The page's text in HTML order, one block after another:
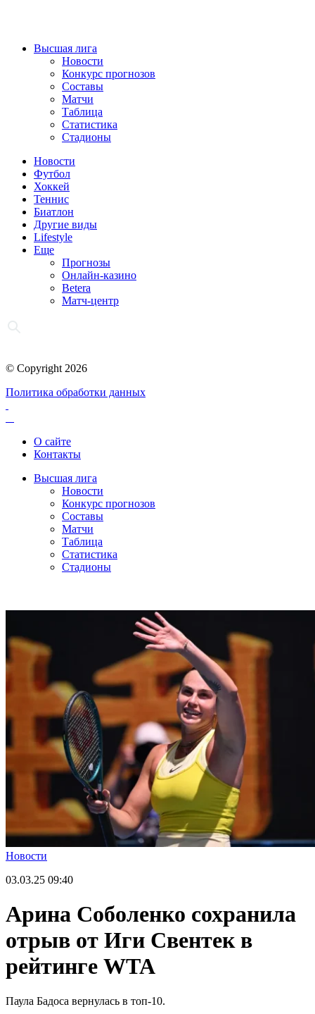
Высшая лига
Новости
Конкурс прогнозов
Составы
Матчи
Таблица
Статистика
Стадионы
Новости
Футбол
Хоккей
Теннис
Биатлон
Другие виды
Lifestyle
Еще
Прогнозы
Онлайн-казино
Betera
Матч-центр
© Copyright 2026
Политика обработки данных
О сайте
Контакты
Высшая лига
Новости
Конкурс прогнозов
Составы
Матчи
Таблица
Статистика
Стадионы
Новости
03.03.25 09:40
Арина Соболенко сохранила
отрыв от Иги Свентек в
рейтинге WTA
Паула Бадоса вернулась в топ-10.